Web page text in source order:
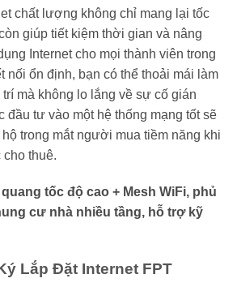
chất lượng không chỉ mang lại tốc
giúp tiết kiệm thời gian và nâng
Internet cho mọi thành viên trong
nối ổn định, bạn có thể thoải mái làm
mà không lo lắng về sự cố gián
đầu tư vào một hệ thống mạng tốt sẽ
trong mắt người mua tiềm năng khi
cho thuê.
tốc độ cao + Mesh WiFi, phủ
cư nhà nhiều tầng, hỗ trợ kỹ
Lắp Đặt Internet FPT